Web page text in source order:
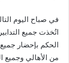
اتُخذت جميع
من الأهالي وجميع